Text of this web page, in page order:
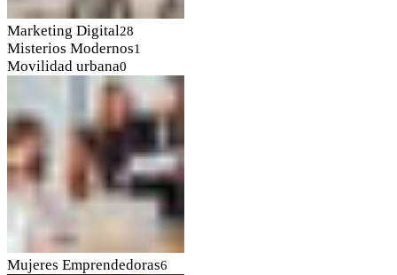
Marketing Digital28
Misterios Modernos1
Movilidad urbana0
Mujeres Emprendedoras6